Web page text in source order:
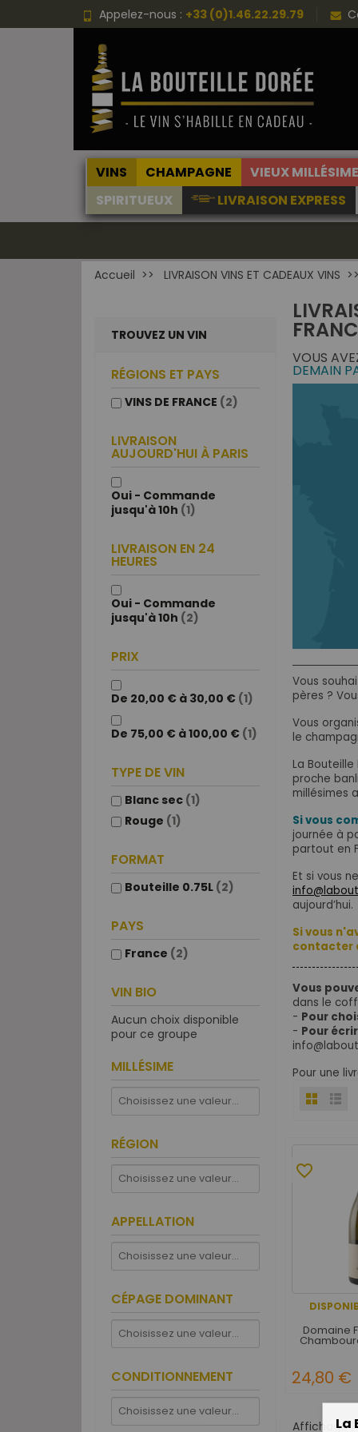
Appelez-nous : +33 (0)1.46.22.29.79
VINS CHAMPAGNE VIEUX
SPIRITUEUX
LIVRAISON EXPRESS
Accueil LIVRAISON VINS ET CADEAUX VINS
TROUVEZ UN VIN
RÉGIONS ET PAYS
VINS DE FRANCE (2)
LIVRAISON
AUJOURD'HUI À PARIS
Oui - Commande
jusqu'à 10h (1)
LIVRAISON EN 24
HEURES
Oui - Commande
jusqu'à 10h (2)
PRIX
De 20,00 € à 30,00 € (1)
De 75,00 € à 100,00 € (1)
TYPE DE VIN
Blanc sec (1)
Rouge (1)
FORMAT
Bouteille 0.75L (2)
PAYS
France (2)
VIN BIO
Aucun choix disponible
pour ce groupe
MILLÉSIME
RÉGION
APPELLATION
CÉPAGE DOMINANT
CONDITIONNEMENT
VOUS
DEMAIN
Vous
pères ?
Vous
le
La
proche
millésimes
Si vous
journée à
partout en
Et si vous
aujourd’hui.
Si vous
contacter
Vous
dans le
- Pour
- Pour
Pour une
favorite_border
Domaine
24,80 €
AffichageLa